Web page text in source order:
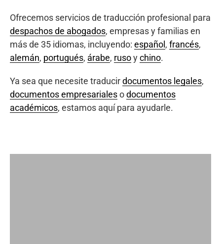
Ofrecemos servicios de traducción profesional para
despachos de abogados, empresas y familias en
más de 35 idiomas, incluyendo: español , francés,
alemán, portugués, árabe, rusoychino.
Ya sea que necesite traducirdocumentos legales,
documentos empresarialesodocumentos
académicos, estamos aquí para ayudarle.